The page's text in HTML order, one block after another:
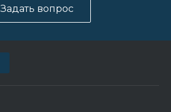
Задать вопрос